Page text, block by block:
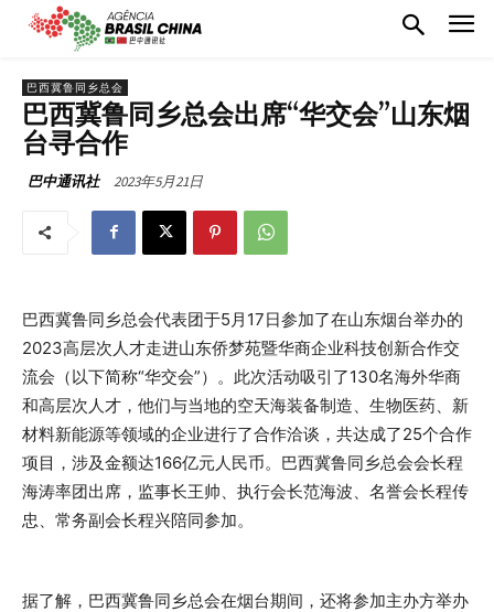
巴西冀鲁同乡总会
巴西冀鲁同乡总会出席“华交会”山东烟
台寻合作
巴中通讯社 2023年5月21日
巴西冀鲁同乡总会代表团于5月17日参加了在山东烟台举办的
2023高层次人才走进山东侨梦苑暨华商企业科技创新合作交
流会（以下简称“华交会”）。此次活动吸引了130名海外华商
和高层次人才，他们与当地的空天海装备制造、生物医药、新
材料新能源等领域的企业进行了合作洽谈，共达成了25个合作
项目，涉及金额达166亿元人民币。巴西冀鲁同乡总会会长程
海涛率团出席，监事长王帅、执行会长范海波、名誉会长程传
忠、常务副会长程兴陪同参加。
据了解，巴西冀鲁同乡总会在烟台期间，还将参加主办方举办